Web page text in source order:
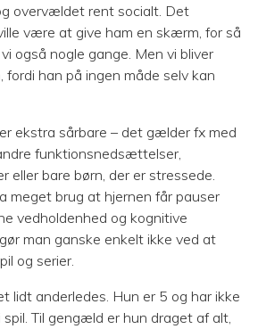
overvældet rent socialt. Det
være at give ham en skærm, for så
også nogle gange. Men vi bliver
han på ingen måde selv kan
ekstra sårbare – det gælder fx med
funktionsnedsættelser,
eller bare børn, der er stressede.
meget brug at hjernen får pauser
vedholdenhed og kognitive
man ganske enkelt ikke ved at
og serier.
lidt anderledes. Hun er 5 og har ikke
Til gengæld er hun draget af alt,